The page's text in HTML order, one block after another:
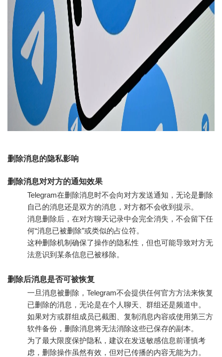
删除消息的隐私影响
删除消息对对方的通知效果
Telegram在删除消息时不会向对方发送通知，无论是删除
自己的消息还是双方的消息，对方都不会收到提示。
消息删除后，在对方聊天记录中会完全消失，不会留下任
何“消息已被删除”或类似的占位符。
这种删除机制确保了操作的隐私性，但也可能导致对方无
法意识到某条信息已被移除。
删除后消息是否可被恢复
一旦消息被删除，Telegram不会提供任何官方方法来恢复
已删除的消息，无论是在个人聊天、群组还是频道中。
如果对方或群组成员已截图、复制消息内容或使用第三方
软件备份，删除消息将无法消除这些已保存的副本。
为了最大限度保护隐私，建议在发送敏感信息前谨慎考
虑，删除操作虽然有效，但对已传播的内容无能为力。